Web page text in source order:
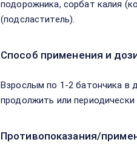
подорожника, сорбат калия
(подсластитель).
Способ применения и
Взрослым по 1-2 батончика в
продолжить или периодически
Противопоказания/